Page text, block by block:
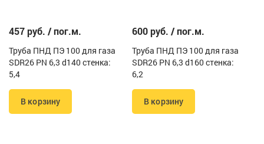
457 руб. / пог.м.
Труба ПНД ПЭ 100 для газа
SDR26 PN 6,3 d140 стенка:
5,4
В корзину
600 руб. / пог.м.
Труба ПНД ПЭ 100 для газа
SDR26 PN 6,3 d160 стенка:
6,2
В корзину